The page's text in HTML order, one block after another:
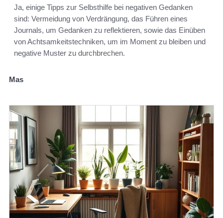
Ja, einige Tipps zur Selbsthilfe bei negativen Gedanken
sind: Vermeidung von Verdrängung, das Führen eines
Journals, um Gedanken zu reflektieren, sowie das Einüben
von Achtsamkeitstechniken, um im Moment zu bleiben und
negative Muster zu durchbrechen.
Mas